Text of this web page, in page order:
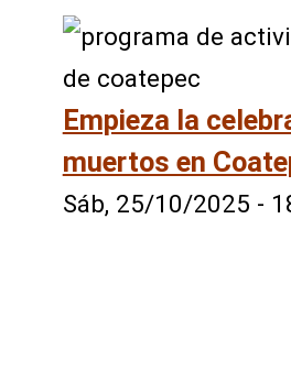
Empieza la
muertos en
Sáb, 25/10/2025 -